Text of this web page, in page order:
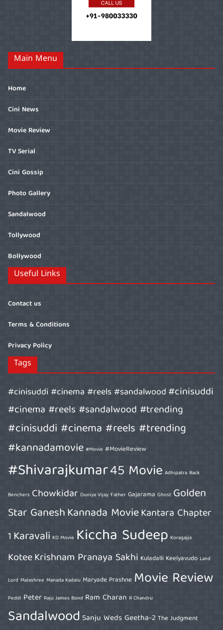
Main Menu
Home
Cini News
Movie Review
TV Serial
Cini Gossip
Photo Gallery
Sandalwood
Tollywood
Bollywood
Useful Links
Contact us
Terms & Conditions
Privacy Policy
Tags
#cinisuddi #cinema #reels #sandalwood#cinisuddi
#cinema #reels #sandalwood #trending
#cinisuddi #cinema #reels #trending
#kannadamovie #Movie #MovieReview
#Shivarajkumar45 Movie Adhipatra Back
Benchers Chowkidar Duniya Vijay Father Gajarama Ghost Golden
Star GaneshKannada MovieKantara Chapter
1 Karavali KD Movie Kiccha Sudeep Koragajja
KoteeKrishnam Pranaya Sakhi Kuladalli Keelyavudo Land
Lord Malashree Manada Kadalu Maryade Prashne Movie Review
Peddi Peter Raju James Bond Ram Charan R Chandru
Sandalwood Sanju Weds Geetha-2 The Judgment